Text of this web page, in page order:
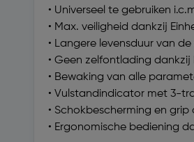
• Universeel te gebruiken
• Max. veiligheid dankzij
• Langere levensduur van
• Geen zelfontlading
• Bewaking van alle
• Vulstandindicator met 3-
• Schokbescherming en
• Ergonomische bediening